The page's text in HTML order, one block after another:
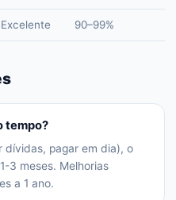
90–99%
tempo?
dívidas, pagar em dia), o
3 meses. Melhorias
a 1 ano.